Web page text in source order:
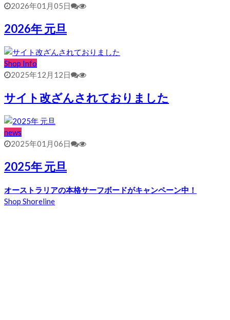
2026年01月05日
2026年 元旦
Shop Info
2025年12月12日
サイト改ざんされておりました
news
2025年01月06日
2025年 元旦
オーストラリアの本格サーフボードがキャンペーン中！
Shop Shoreline